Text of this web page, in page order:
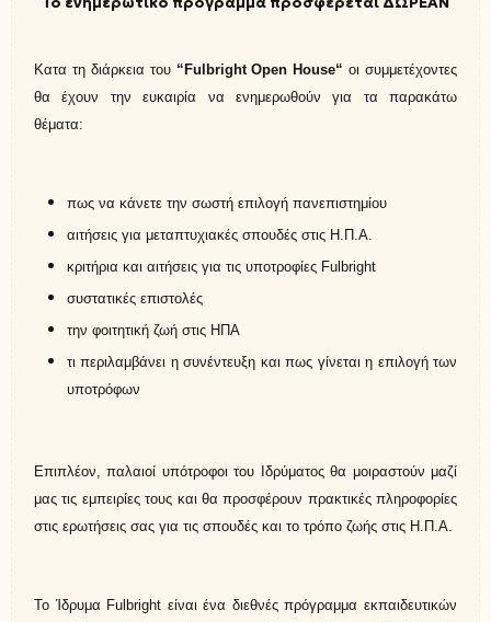
Κατα τη διάρκεια του “ Fulbright Open House“ οι συμμετέχοντες
θα έχουν την ευκαιρία να ενημερωθούν για τα παρακάτω
θέματα:
πως να κάνετε την σωστή επιλογή πανεπιστημίου
αιτήσεις για μεταπτυχιακές σπουδές στις Η.Π.Α.
κριτήρια και αιτήσεις για τις υποτροφίες Fulbright
συστατικές επιστολές
την φοιτητική ζωή στις ΗΠΑ
τι περιλαμβάνει η συνέντευξη και πως γίνεται η επιλογή των
υποτρόφων
Επιπλέον, παλαιοί υπότροφοι του Ιδρύματος θα μοιραστούν μαζί
μας τις εμπειρίες τους και θα προσφέρουν πρακτικές πληροφορίες
στις ερωτήσεις σας για τις σπουδές και το τρόπο ζωής στις Η.Π.Α.
Το Ίδρυμα Fulbright είναι ένα διεθνές πρόγραμμα εκπαιδευτικών